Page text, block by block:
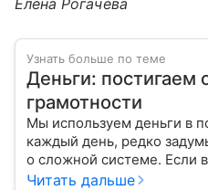
Узнать больше по теме
Деньги: постигаем
грамотности
Мы используем деньги в
каждый день, редко
о сложной системе. Если
об этом финансовом
Читать дальше